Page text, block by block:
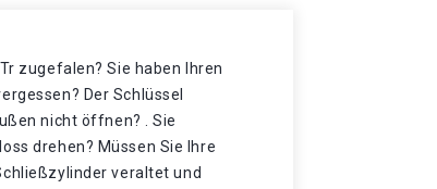
zugefalen? Sie haben Ihren
Der Schlüssel
nicht öffnen? . Sie
drehen? Müssen Sie Ihre
veraltet und